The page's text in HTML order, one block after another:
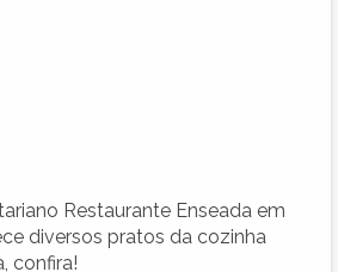
Restaurante Enseada em
diversos pratos da cozinha
confira!